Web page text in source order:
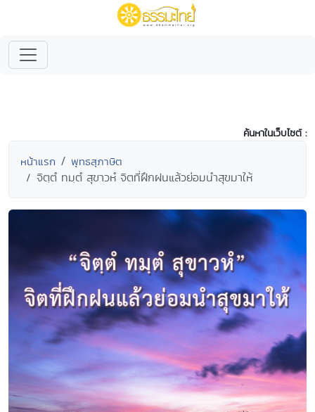
ค้นหาในเว็บไซต์ :
หน้าแรก พุทธสุภาษิต
จิตฺตํ ทมฺตํ สุขาวหํ จิตที่ฝึกฝนแล้วย่อมนำสุขมาให้